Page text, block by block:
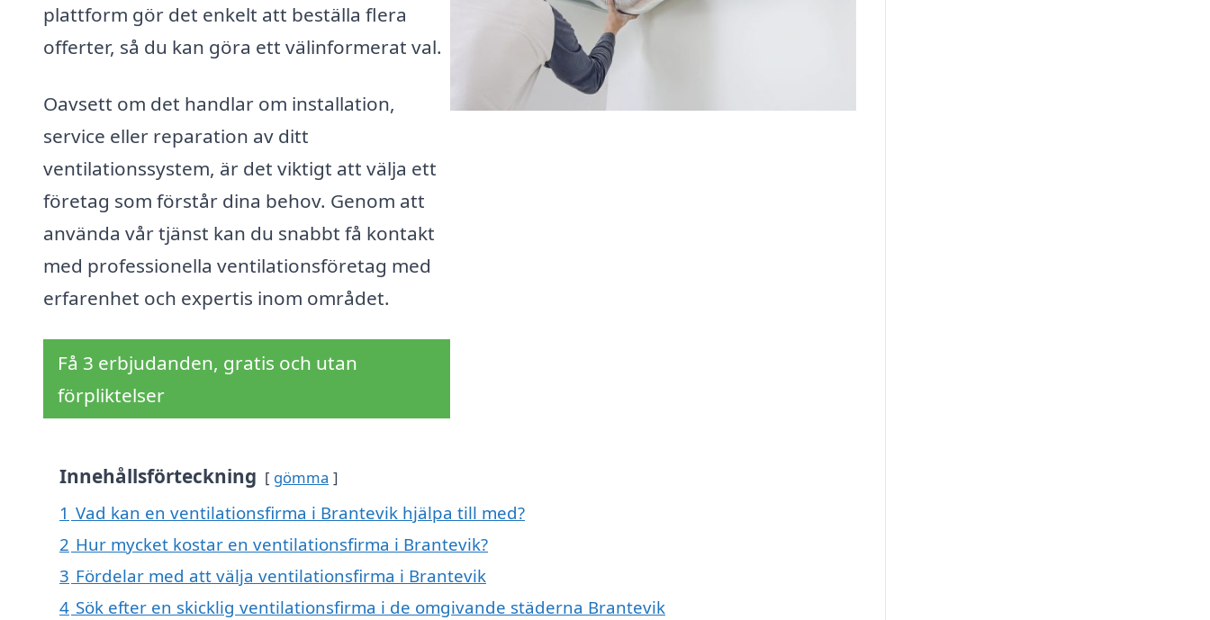
plattform gör det enkelt att beställa flera
offerter, så du kan göra ett välinformerat val.
Oavsett om det handlar om installation,
service eller reparation av ditt
ventilationssystem, är det viktigt att välja ett
företag som förstår dina behov. Genom att
använda vår tjänst kan du snabbt få kontakt
med professionella ventilationsföretag med
erfarenhet och expertis inom området.
Få 3 erbjudanden, gratis och utan
förpliktelser
Innehållsförteckning gömma
1 Vad kan en ventilationsfirma i Brantevik hjälpa till med?
2 Hur mycket kostar en ventilationsfirma i Brantevik?
3 Fördelar med att välja ventilationsfirma i Brantevik
4 Sök efter en skicklig ventilationsfirma i de omgivande städerna Brantevik